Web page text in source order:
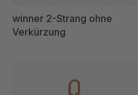
winner 2-Strang ohne
Verkürzung